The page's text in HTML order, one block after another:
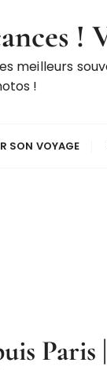
!
meilleurs
!
SON VOYAGE
Paris |